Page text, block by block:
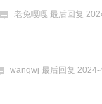
老兔嘎嘎 最后回复
wangwj 最后回复 2024-